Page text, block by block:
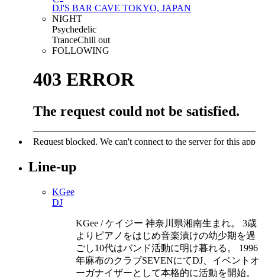
DJ'S BAR CAVE TOKYO, JAPAN
NIGHT
Psychedelic
TranceChill out
FOLLOWING
Line-up
KGee
DJ
KGee / ケイジー 神奈川県湘南生まれ。 3歳
よりピアノをはじめ音楽漬けの幼少期を過
ごし10代はバンド活動に明け暮れる。 1996
年麻布のクラブSEVENにてDJ、イベントオ
ーガナイザーとして本格的に活動を開始。